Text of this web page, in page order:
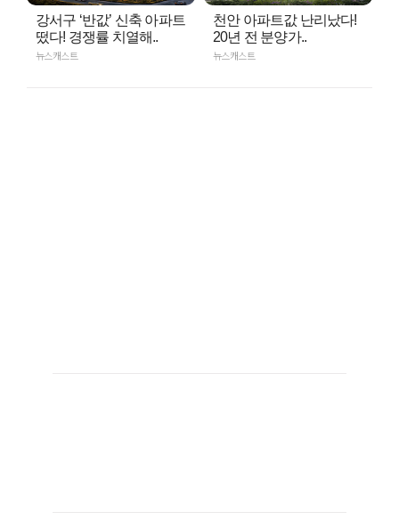
강서구 ‘반값’ 신축 아파트
떴다! 경쟁률 치열해..
뉴스캐스트
천안 아파트값 난리났다!
20년 전 분양가..
뉴스캐스트